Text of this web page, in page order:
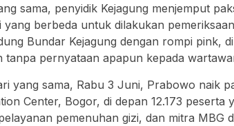
sama, penyidik Kejagung menjemput
yang berbeda untuk dilakukan
Bundar Kejagung dengan rompi pink,
tanpa pernyataan apapun kepada
yang sama, Rabu 3 Juni, Prabowo naik
Center, Bogor, di depan 12.173 peserta
pemenuhan gizi, dan mitra MBG